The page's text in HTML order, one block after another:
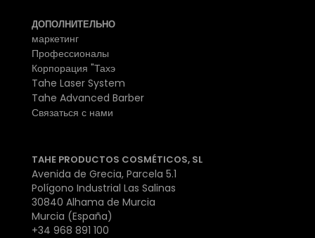
ДОПОЛНИТЕЛЬНО
маркетинг
Профессионалы
Корпорация "Тахэ
Tahe Laser System
Tahe Advanced Barber
Связаться с нами
TAHE PRODUCTOS COSMÉTICOS, SL
Avenida de Grecia, Parcela 5.1
Polígono Industrial Las Salinas
30840 Alhama de Murcia
Murcia (España)
+34 968 891 100